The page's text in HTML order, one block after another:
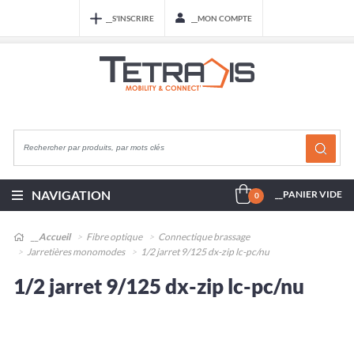
__S'INSCRIRE __MON COMPTE
NAVIGATION 0 __PANIER VIDE
__Accueil Fibre optique
Connectique brassage
Jarretières monomodes
1/2 jarret 9/125 dx-zip lc-pc/nu
1/2 jarret 9/125 dx-zip lc-pc/nu